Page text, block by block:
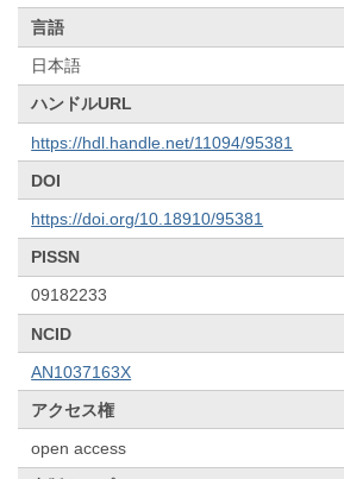
言語
日本語
ハンドルURL
https://hdl.handle.net/11094/95381
DOI
https://doi.org/10.18910/95381
PISSN
09182233
NCID
AN1037163X
アクセス権
open access